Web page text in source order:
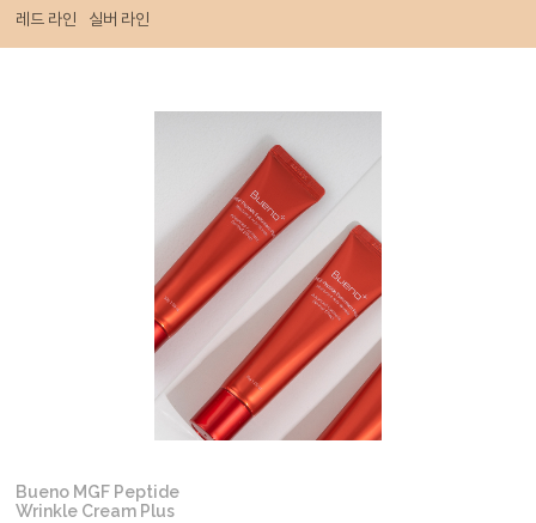
레드 라인 실버 라인
Bueno MGF Peptide
Wrinkle Cream Plus